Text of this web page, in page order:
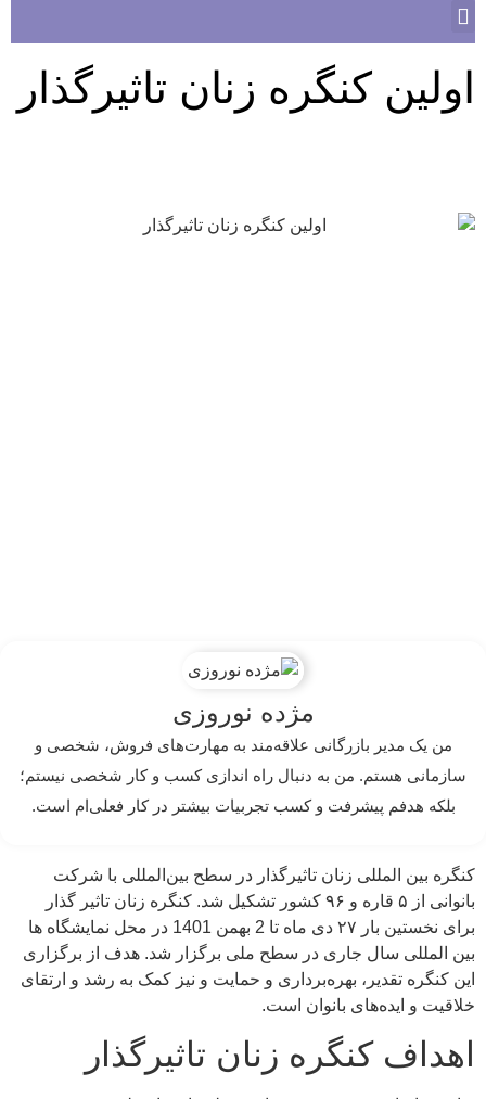
اولین کنگره زنان تاثیرگذار
مژده نوروزی
من یک مدیر بازرگانی علاقه‌مند به مهارت‌های فروش، شخصی و
سازمانی هستم. من به دنبال راه اندازی کسب و کار شخصی نیستم؛
بلکه هدفم پیشرفت و کسب تجربیات بیشتر در کار فعلی‌ام است.
کنگره بین المللی زنان تاثیرگذار در سطح بین‌المللی با شرکت
بانوانی از ۵ قاره و ۹۶ کشور تشکیل شد. کنگره زنان تاثیر گذار
برای نخستین بار ۲۷ دی ماه تا 2 بهمن 1401 در محل نمایشگاه ها
بین المللی سال جاری در سطح ملی برگزار شد. هدف از برگزاری
این کنگره تقدیر، بهره‌برداری و حمایت و نیز کمک به رشد و ارتقای
خلاقیت و ایده‌های بانوان است.
اهداف کنگره زنان تاثیرگذار